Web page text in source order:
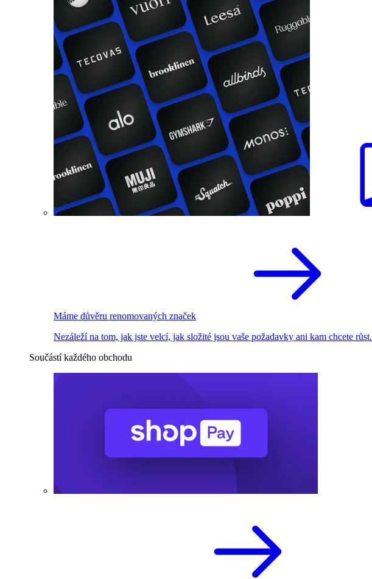
Máme důvěru renomovaných značek
Nezáleží na tom, jak jste velcí, jak složité jsou vaše požadavky ani kam chcete růst.
Součástí každého obchodu